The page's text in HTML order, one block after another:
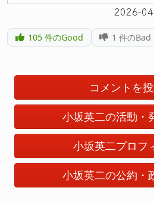
2026-
105件のGood 1 件のBad
コメントを
小坂英二の活動・
小坂英二プロフ
小坂英二の公約・